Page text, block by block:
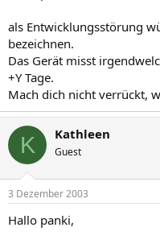
als Entwicklungsstörung
bezeichnen.
Das Gerät misst
+Y Tage.
Mach dich nicht verrückt,
K Kathleen
Guest
3 Dezember 2003
Hallo panki,